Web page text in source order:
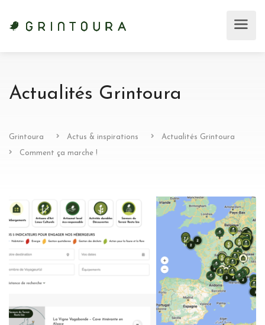
Actualités Grintoura
Grintoura Actus & inspirations Actualités Grintoura
Comment ça marche !